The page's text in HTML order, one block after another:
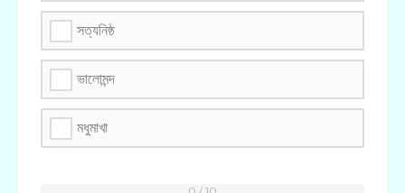
সত্যনিষ্ঠ
ভালোমন্দ
মধুমাখা